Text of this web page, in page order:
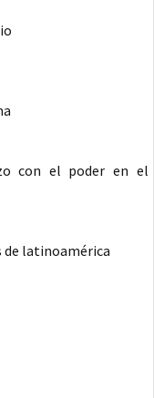
con el poder en el
de latinoamérica